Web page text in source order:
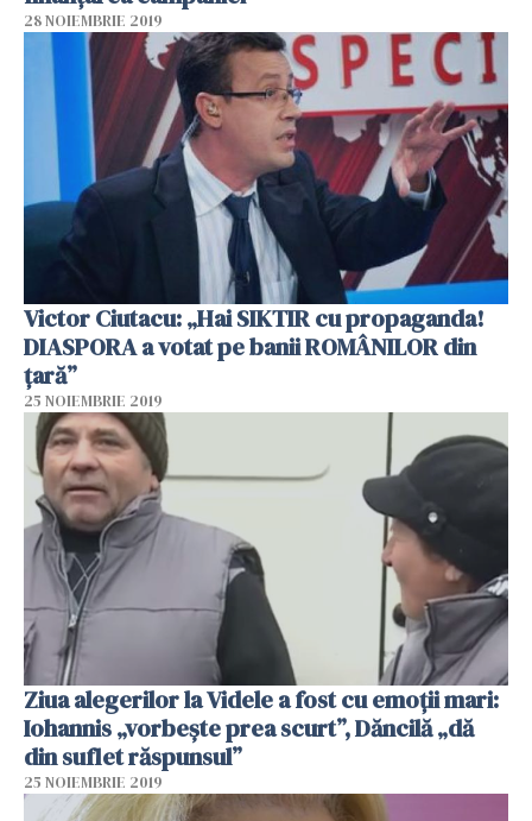
28 NOIEMBRIE 2019
Victor Ciutacu: „Hai SIKTIR cu propaganda!
DIASPORA a votat pe banii ROMÂNILOR din
țară”
25 NOIEMBRIE 2019
Ziua alegerilor la Videle a fost cu emoţii mari:
Iohannis „vorbește prea scurt”, Dăncilă „dă
din suflet răspunsul”
25 NOIEMBRIE 2019